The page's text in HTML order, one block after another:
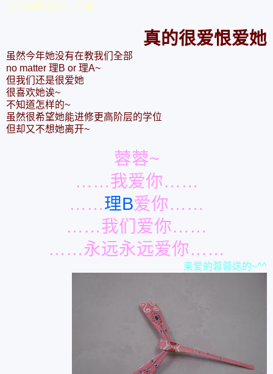
当了她两年的小老师
真的很爱恨爱她
虽然今年她没有在教我们全部
no matter 理B or 理A~
但我们还是很爱她
很喜欢她诶~
不知道怎样的~
虽然很希望她能进修更高阶层的学位
但却又不想她离开~
蓉蓉~
……我爱你……
……理B爱你……
……我们爱你……
……永远永远爱你……
亲爱的蓉蓉送的~^^